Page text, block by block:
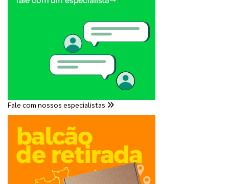
Fale com nossos especialistas